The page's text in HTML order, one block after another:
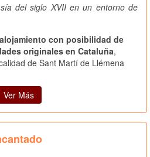
del siglo XVII en un entorno de
alojamiento con posibilidad de
originales en Cataluña,
de Sant Martí de Llémena
Ver Más